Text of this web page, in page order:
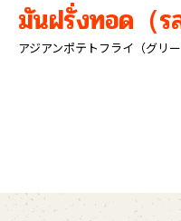
มันฝรั่งทอด （
アジアンポテトフライ（グリー